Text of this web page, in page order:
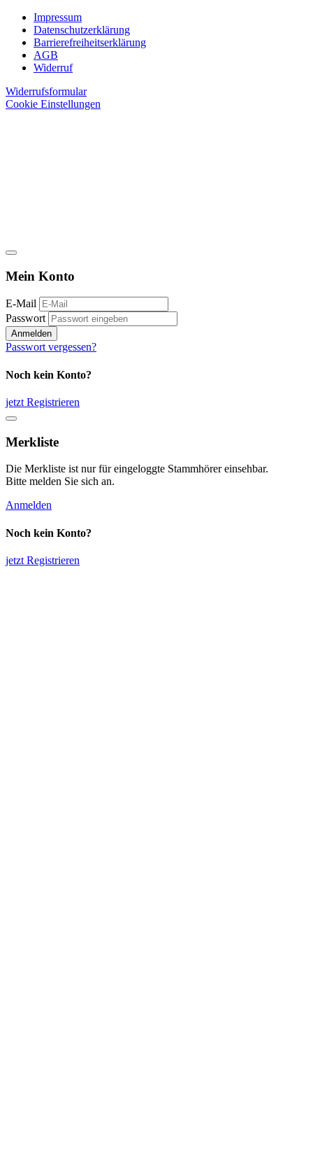
Impressum
Datenschutzerklärung
Barrierefreiheitserklärung
AGB
Widerruf
Widerrufsformular
Cookie Einstellungen
Mein Konto
E-Mail
Passwort
Anmelden
Passwort vergessen?
Noch kein Konto?
jetzt Registrieren
Merkliste
Die Merkliste ist nur für eingeloggte Stammhörer einsehbar.
Bitte melden Sie sich an.
Anmelden
Noch kein Konto?
jetzt Registrieren